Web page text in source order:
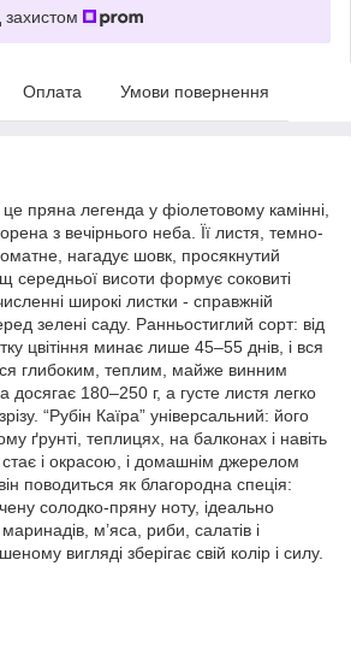
Оплата Умови повернення
це пряна легенда у фіолетовому камінні,
з вечірнього неба. Її листя, темно-
нагадує шовк, просякнутий
середньої висоти формує соковиті
широкі листки - справжній
зелені саду. Ранньостиглий сорт: від
цвітіння минає лише 45–55 днів, і вся
глибоким, теплим, майже винним
180–250 г, а густе листя легко
“Рубін Каїра” універсальний: його
ґрунті, теплицях, на балконах і навіть
стає і окрасою, і домашнім джерелом
поводиться як благородна спеція:
солодко-пряну ноту, ідеально
м’яса, риби, салатів і
вигляді зберігає свій колір і силу.